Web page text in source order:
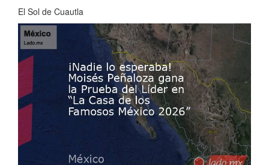
El Sol de Cuautla